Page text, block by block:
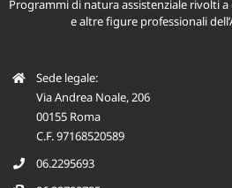
Programmi di natura assistenziale rivolti
e altre figure professionali
Sede legale:
Via Andrea Noale, 206
00155 Roma
C.F. 97168520589
06.2295693